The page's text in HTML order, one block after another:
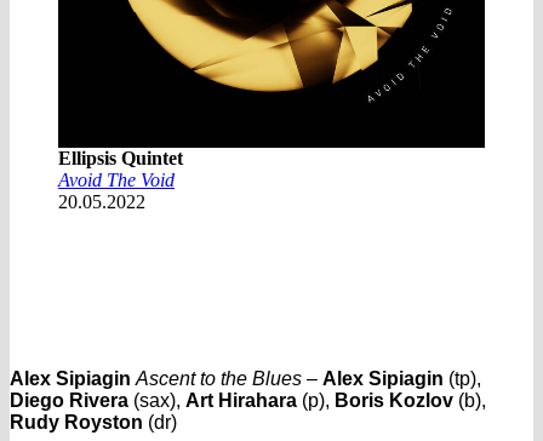
Ellipsis Quintet
Avoid The Void
20.05.2022
Alex Sipiagin Ascent to the Blues – Alex Sipiagin (tp),
Diego Rivera (sax), Art Hirahara (p), Boris Kozlov (b),
Rudy Royston (dr)